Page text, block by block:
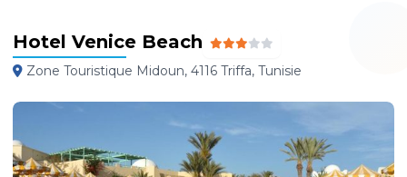
Hotel Venice Beach
Zone Touristique Midoun, 4116 Triffa, Tunisie